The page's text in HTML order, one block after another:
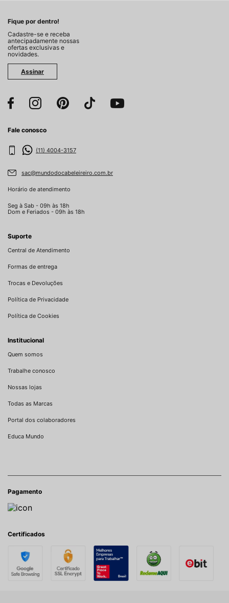
Fique por dentro!
Cadastre-se e receba
antecipadamente nossas
ofertas exclusivas e
novidades.
Assinar
Fale conosco
(11) 4004-3157
sac@mundodocabeleireiro.com.br
Horário de atendimento
Seg à Sab - 09h às 18h
Dom e Feriados - 09h às 18h
Suporte
Central de Atendimento
Formas de entrega
Trocas e Devoluções
Política de Privacidade
Política de Cookies
Institucional
Quem somos
Trabalhe conosco
Nossas lojas
Todas as Marcas
Portal dos colaboradores
Educa Mundo
Pagamento
Certificados